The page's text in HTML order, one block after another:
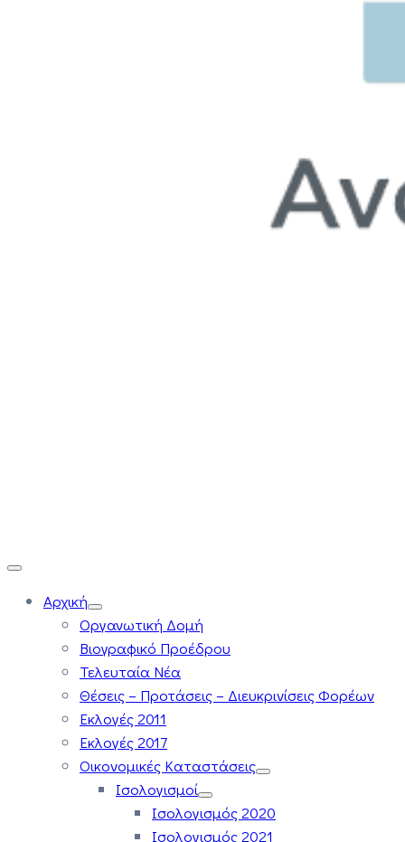
Αρχική
Οργανωτική Δομή
Βιογραφικό Προέδρου
Τελευταία Νέα
Θέσεις – Προτάσεις – Διευκρινίσεις Φορέων
Εκλογές 2011
Εκλογές 2017
Οικονομικές Καταστάσεις
Ισολογισμοί
Ισολογισμός 2020
Ισολογισμός 2021